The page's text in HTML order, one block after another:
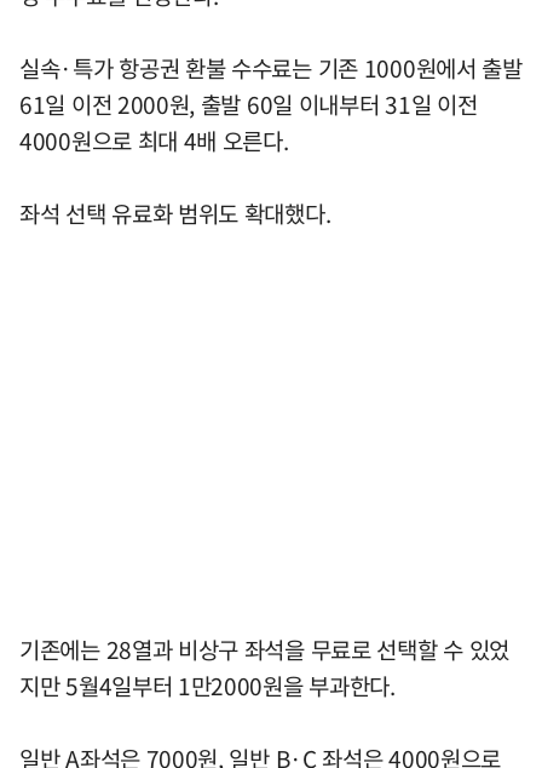
실속·특가 항공권 환불 수수료는 기존 1000원에서 출발
61일 이전 2000원, 출발 60일 이내부터 31일 이전
4000원으로 최대 4배 오른다.
좌석 선택 유료화 범위도 확대했다.
기존에는 28열과 비상구 좌석을 무료로 선택할 수 있었
지만 5월4일부터 1만2000원을 부과한다.
일반 A좌석은 7000원, 일반 B·C 좌석은 4000원으로